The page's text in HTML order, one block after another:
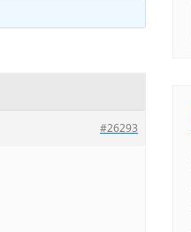
#26293